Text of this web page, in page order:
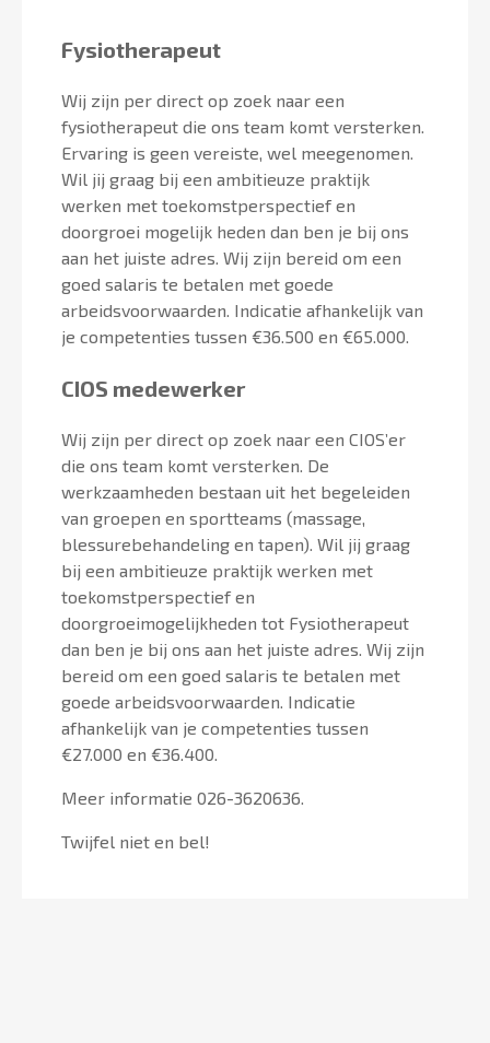
Fysiotherapeut
Wij zijn per direct op zoek naar een
fysiotherapeut die ons team komt versterken.
Ervaring is geen vereiste, wel meegenomen.
Wil jij graag bij een ambitieuze praktijk
werken met toekomstperspectief en
doorgroei mogelijk heden dan ben je bij ons
aan het juiste adres. Wij zijn bereid om een
goed salaris te betalen met goede
arbeidsvoorwaarden. Indicatie afhankelijk van
je competenties tussen €36.500 en €65.000.
CIOS medewerker
Wij zijn per direct op zoek naar een CIOS’er
die ons team komt versterken. De
werkzaamheden bestaan uit het begeleiden
van groepen en sportteams (massage,
blessurebehandeling en tapen). Wil jij graag
bij een ambitieuze praktijk werken met
toekomstperspectief en
doorgroeimogelijkheden tot Fysiotherapeut
dan ben je bij ons aan het juiste adres. Wij zijn
bereid om een goed salaris te betalen met
goede arbeidsvoorwaarden. Indicatie
afhankelijk van je competenties tussen
€27.000 en €36.400.
Meer informatie 026-3620636.
Twijfel niet en bel!